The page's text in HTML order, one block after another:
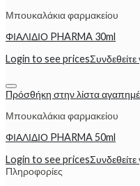
Μπουκαλάκια φαρμακείου
ΦΙΑΛΙΔΙΟ PHARMA 30ml
Login to see pricesΣυνδεθείτε
Πρόσθήκη στην λίστα
Μπουκαλάκια φαρμακείου
ΦΙΑΛΙΔΙΟ PHARMA 50ml
Login to see pricesΣυνδεθείτε
Πληροφορίες